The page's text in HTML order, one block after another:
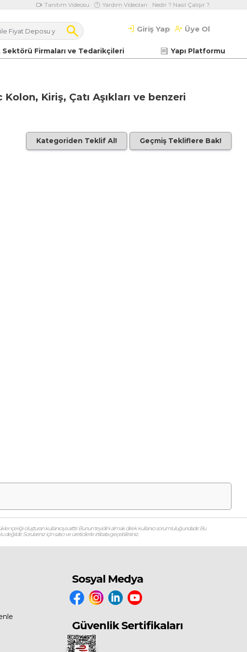
Tanıtım Videosu Yardım Videoları Nedir ? Nasıl Çalışır ?
Giriş Yap Üye Ol
Sektörü Firmaları ve Tedarikçileri Yapı Platformu
Kiriş, Çatı Aşıkları ve benzeri
Kategoriden Teklif Al! Geçmiş Tekliflere Bak!
içeriği oluşturan kullanıcıya aittir. Bunun teyidini almak direk kullanıcı sorumluluğundadır. Bu
Sorularınız için satıcı ve üreticilerle irtibata geçebilirsiniz.
Sosyal Medya
Güvenlik Sertifikaları